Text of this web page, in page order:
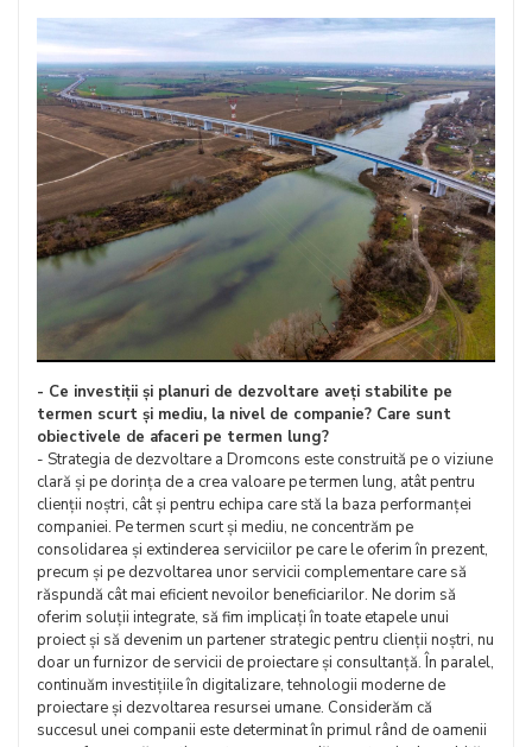
- Ce investiții și planuri de dezvoltare aveți stabilite pe
termen scurt și mediu, la nivel de companie? Care sunt
obiectivele de afaceri pe termen lung?
- Strategia de dezvoltare a Dromcons este construită pe o viziune
clară și pe dorința de a crea valoare pe termen lung, atât pentru
clienții noștri, cât și pentru echipa care stă la baza performanței
companiei. Pe termen scurt și mediu, ne concentrăm pe
consolidarea și extinderea serviciilor pe care le oferim în prezent,
precum și pe dezvoltarea unor servicii complementare care să
răspundă cât mai eficient nevoilor beneficiarilor. Ne dorim să
oferim soluții integrate, să fim implicați în toate etapele unui
proiect și să devenim un partener strategic pentru clienții noștri, nu
doar un furnizor de servicii de proiectare și consultanță. În paralel,
continuăm investițiile în digitalizare, tehnologii moderne de
proiectare și dezvoltarea resursei umane. Considerăm că
succesul unei companii este determinat în primul rând de oamenii